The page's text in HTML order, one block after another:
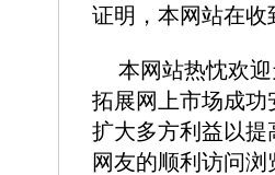
证明，本网站在
本网站热忱欢
拓展网上市场成
扩大多方利益以
网友的顺利访问